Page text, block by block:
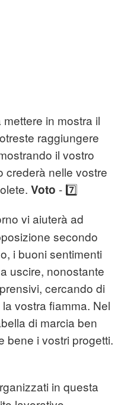
in mostra il
raggiungere
il vostro
crederà nelle vostre
Voto - 7️⃣
vi aiuterà ad
secondo
i buoni sentimenti
uscire, nonostante
cercando di
vostra fiamma. Nel
di marcia ben
bene i vostri progetti.
in questa